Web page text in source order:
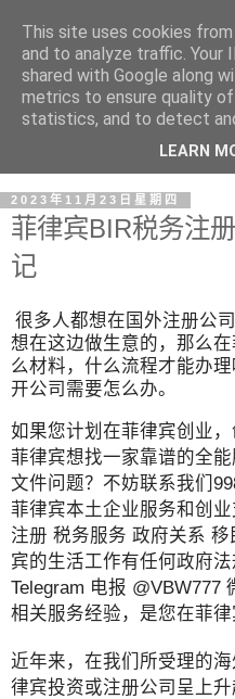
2023年11月23日星期四
菲律宾BIR税务注
记
很多人都想在国外注册公
想在这边做生意的，那么
么材料，什么流程才能办
开公司需要怎么办。
如果您计划在菲律宾创业
菲律宾想找一家靠谱的全
文件问题？不妨联系我们
菲律宾本土企业服务和创
注册 税务服务 政府关系
宾的生活工作有任何政府
Telegram 电报 @VBW777
相关服务经验，是您在菲律
近年来，在我们所受理的
律宾投资或注册公司呈上
This site uses cookies
and to analyze traffic. Your
shared with Google along
metrics to ensure quality
statistics, and to detect
LEARN